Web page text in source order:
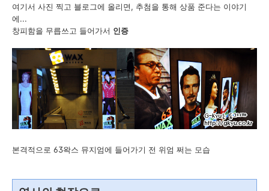
여기서 사진 찍고 블로그에 올리면, 추첨을 통해 상품 준다는 이야기
에...
창피함을 무릅쓰고 들어가서 인증
본격적으로 63왁스 뮤지엄에 들어가기 전 위엄 쩌는 모습